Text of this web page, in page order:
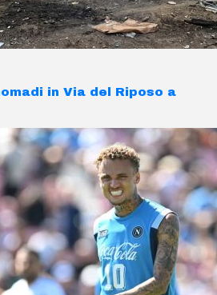
in Via del Riposo a